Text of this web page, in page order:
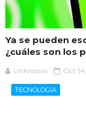
Ya se pueden
¿cuáles son los
Unknown Oct
TECNOLOGIA